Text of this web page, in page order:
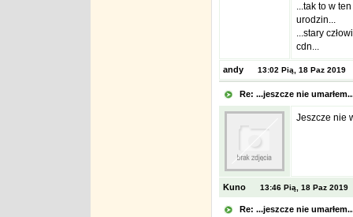
...tak to w
urodzin...
...stary
cdn...
andy 13:02 Pią, 18 Paz 2019
Re: ...jeszcze nie
Jeszcze nie
Kuno 13:46 Pią, 18 Paz 2019
Re: ...jeszcze nie